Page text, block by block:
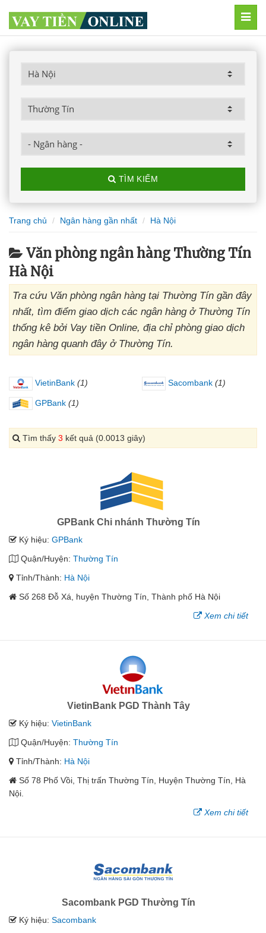
TÌM KIẾM
Trang chủ Ngân hàng gần nhất Hà Nội
Văn phòng ngân hàng Thường Tín
Hà Nội
Tra cứu Văn phòng ngân hàng tại Thường Tín gần đây
nhất, tìm điểm giao dịch các ngân hàng ở Thường Tín
thống kê bởi Vay tiền Online, địa chỉ phòng giao dịch
ngân hàng quanh đây ở Thường Tín.
VietinBank (1) Sacombank (1)
GPBank (1)
Tìm thấy 3 kết quả (0.0013 giây)
GPBank Chi nhánh Thường Tín
Ký hiệu: GPBank
Quận/Huyện: Thường Tín
Tỉnh/Thành: Hà Nội
Số 268 Đỗ Xá, huyện Thường Tín, Thành phố Hà Nội
Xem chi tiết
VietinBank PGD Thành Tây
Ký hiệu: VietinBank
Quận/Huyện: Thường Tín
Tỉnh/Thành: Hà Nội
Số 78 Phố Vồi, Thị trấn Thường Tín, Huyện Thường Tín, Hà
Nội.
Xem chi tiết
Sacombank PGD Thường Tín
Ký hiệu: Sacombank